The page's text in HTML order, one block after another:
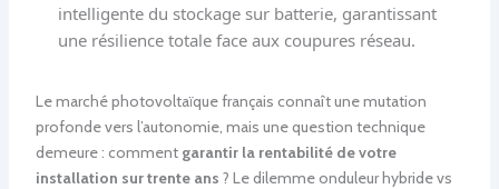
intelligente du stockage sur batterie, garantissant
une résilience totale face aux coupures réseau.
Le marché photovoltaïque français connaît une mutation
profonde vers l’autonomie, mais une question technique
demeure : comment garantir la rentabilité de votre
installation sur trente ans ? Le dilemme onduleur hybride vs